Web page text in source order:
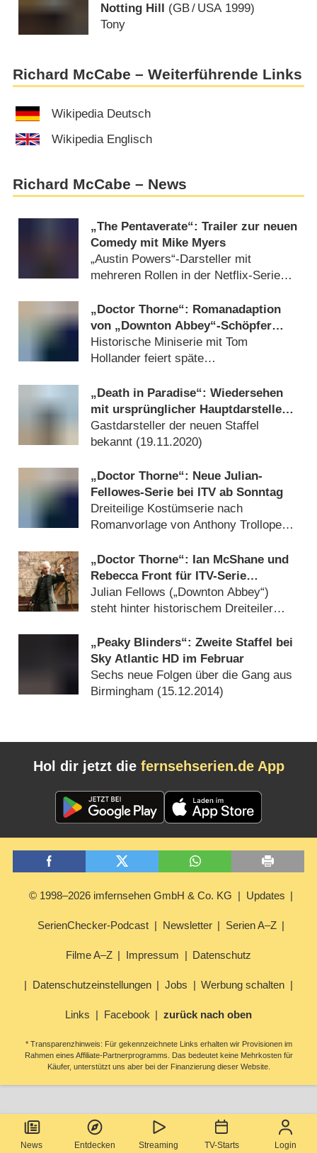
News Entdecken Streaming TV-Starts Login
Notting Hill (GB/ USA 1999)
Tony
Richard McCabe – Weiterführende Links
Wikipedia Deutsch
Wikipedia Englisch
Richard McCabe – News
„The Pentaverate“: Trailer zur neuen
Comedy mit Mike Myers
„Austin Powers“-Darsteller mit
mehreren Rollen in der Netflix-Serie
„Doctor Thorne“: Romanadaption
von „Downton Abbey“-Schöpfer
kommt zu RTL+
Historische Miniserie mit Tom
Hollander feiert späte
„Death in Paradise“: Wiedersehen
mit ursprünglicher Hauptdarstellerin
zum zehnjährigen Jubiläum
Gastdarsteller der neuen Staffel
bekannt (19.11.2020)
„Doctor Thorne“: Neue Julian-
Fellowes-Serie bei ITV ab Sonntag
Dreiteilige Kostümserie nach
Romanvorlage von Anthony Trollope
„Doctor Thorne“: Ian McShane und
Rebecca Front für ITV-Serie
verpflichtet
Julian Fellows („Downton Abbey“)
steht hinter historischem Dreiteiler
„Peaky Blinders“: Zweite Staffel bei
Sky Atlantic HD im Februar
Sechs neue Folgen über die Gang aus
Birmingham (15.12.2014)
Hol dir jetzt die fernsehserien.de App
© 1998–2026 imfernsehen GmbH & Co. KG Updates
SerienChecker-Podcast Newsletter Serien A–Z
Filme A–Z Impressum Datenschutz
Datenschutzeinstellungen Jobs Werbung schalten
Links Facebook zurück nach oben
* Transparenzhinweis: Für gekennzeichnete Links erhalten wir Provisionen im
Rahmen eines Affiliate-Partnerprogramms. Das bedeutet keine Mehrkosten für
Käufer, unterstützt uns aber bei der Finanzierung dieser Website.